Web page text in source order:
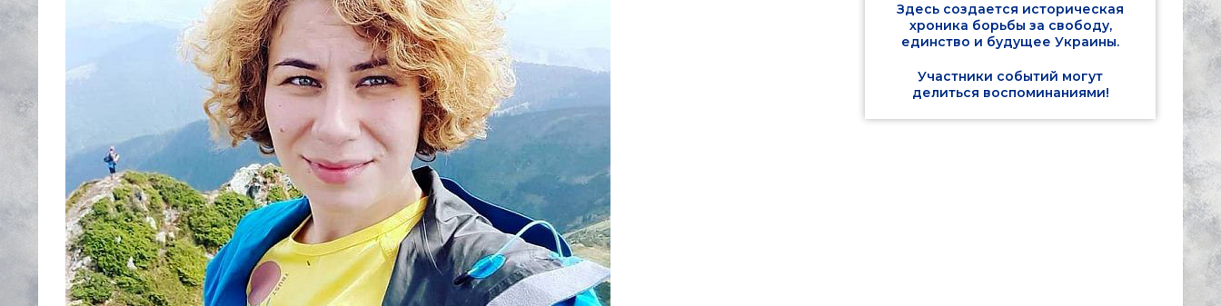
Здесь создается историческая
хроника борьбы за свободу,
единство и будущее Украины.
Участники событий могут
делиться воспоминаниями!